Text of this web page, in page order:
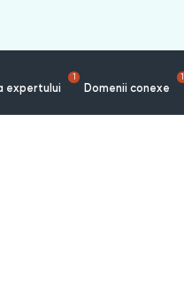
expertului
1
Domenii conexe
1